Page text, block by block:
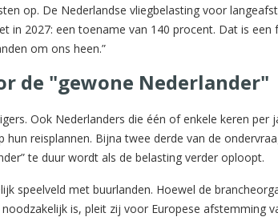
op. De Nederlandse vliegbelasting voor
in 2027: een toename van 140 procent. Dat is een
om ons heen.”
de "gewone Nederlander"
Ook Nederlanders die één of enkele keren per
reisplannen. Bijna twee derde van de
te duur wordt als de belasting verder oploopt.
speelveld met buurlanden. Hoewel de
is, pleit zij voor Europese afstemming